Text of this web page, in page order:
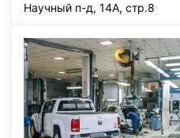
Научный п-д, 14А, стр.8